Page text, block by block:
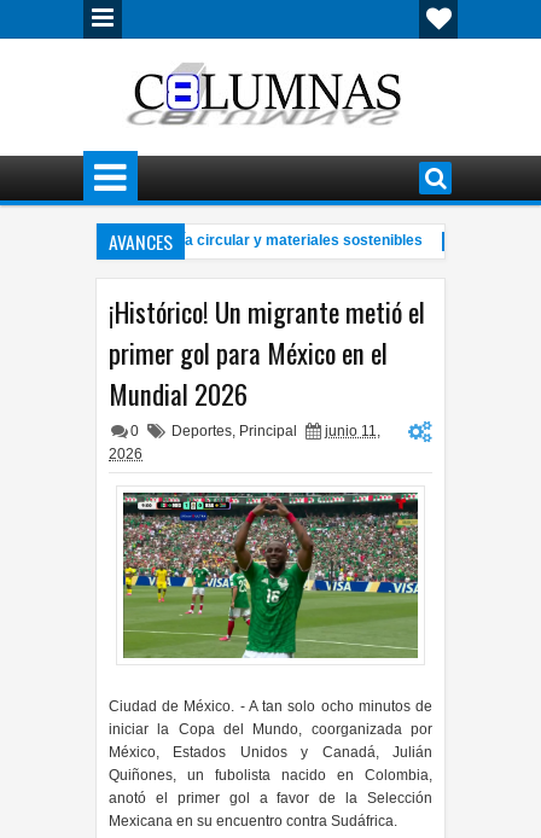
AVANCES
sobre economía circular y materiales sostenibles
¡Histórico! Un migrante metió el
primer gol para México en el
Mundial 2026
0 Deportes, Principal
junio 11,
2026
Ciudad de México. - A tan solo ocho minutos de
iniciar la Copa del Mundo, coorganizada por
México, Estados Unidos y Canadá, Julián
Quiñones, un fubolista nacido en Colombia,
anotó el primer gol a favor de la Selección
Mexicana en su encuentro contra Sudáfrica.